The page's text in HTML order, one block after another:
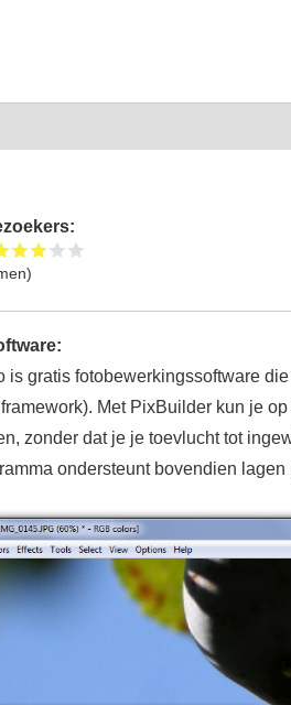
is gratis fotobewerkingssoftware
Met PixBuilder kun je
zonder dat je je toevlucht tot
ondersteunt bovendien lagen